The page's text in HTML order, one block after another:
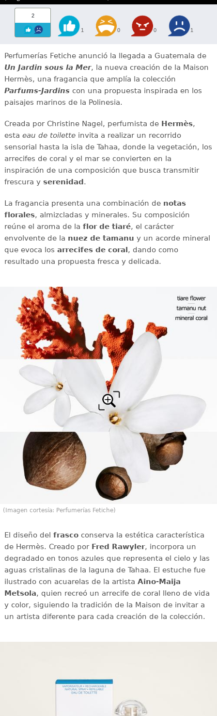
2
1 0 0 1
Perfumerías Fetiche anunció la llegada a Guatemala de
Un Jardin sous la Mer, la nueva creación de la Maison
Hermès, una fragancia que amplía la colección
Parfums-Jardinscon una propuesta inspirada en los
paisajes marinos de la Polinesia.
Creada por Christine Nagel, perfumista de Hermès,
esta eau de toiletteinvita a realizar un recorrido
sensorial hasta la isla de Tahaa, donde la vegetación, los
arrecifes de coral y el mar se convierten en la
inspiración de una composición que busca transmitir
frescura y serenidad.
La fragancia presenta una combinación de notas
florales, almizcladas y minerales. Su composición
reúne el aroma de la flor de tiaré, el carácter
envolvente de la nuez de tamanu y un acorde mineral
que evoca los arrecifes de coral, dando como
resultado una propuesta fresca y delicada.
(Imagen cortesía: Perfumerías Fetiche)
El diseño del frascoconserva la estética característica
de Hermès. Creado por Fred Rawyler, incorpora un
degradado en tonos azules que representa el cielo y las
aguas cristalinas de la laguna de Tahaa. El estuche fue
ilustrado con acuarelas de la artista Aino-Maija
Metsola, quien recreó un arrecife de coral lleno de vida
y color, siguiendo la tradición de la Maison de invitar a
un artista diferente para cada creación de la colección.